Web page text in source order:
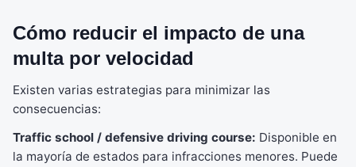
Cómo reducir el impacto de una
multa por velocidad
Existen varias estrategias para minimizar las
consecuencias:
Traffic school / defensive driving course: Disponible en
la mayoría de estados para infracciones menores. Puede